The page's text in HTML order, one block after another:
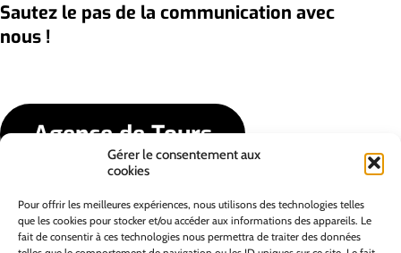
Gérer le consentement aux
cookies
Pour offrir les meilleures expériences, nous utilisons des technologies telles
que les cookies pour stocker et/ou accéder aux informations des appareils. Le
fait de consentir à ces technologies nous permettra de traiter des données
Sautez le pas de la communication avec
nous !
Agence de Tours
Agence de Vannes